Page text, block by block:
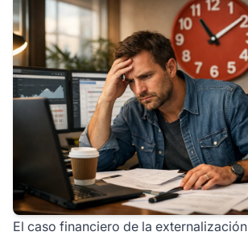
El caso financiero de la externalización